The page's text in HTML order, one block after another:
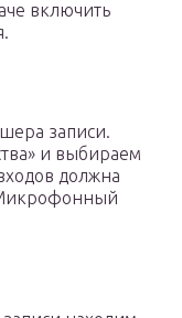
включить
записи.
и выбираем
должна